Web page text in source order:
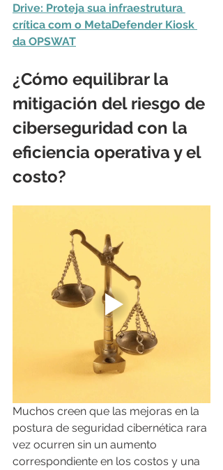
Drive: Proteja sua infraestrutura
crítica com o MetaDefender Kiosk
da OPSWAT
¿Cómo equilibrar la
mitigación del riesgo de
ciberseguridad con la
eficiencia operativa y el
costo?
Muchos creen que las mejoras en la
postura de seguridad cibernética rara
vez ocurren sin un aumento
correspondiente en los costos y una